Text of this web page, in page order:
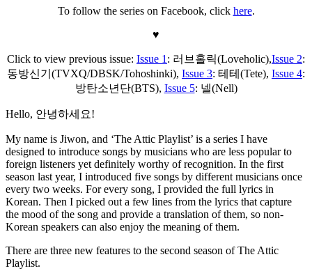
To follow the series on Facebook, click here.
♥
Click to view previous issue: Issue 1: 러브홀릭(Loveholic),Issue 2:
동방신기(TVXQ/DBSK/Tohoshinki), Issue 3: 테테(Tete), Issue 4:
방탄소년단(BTS), Issue 5: 넬(Nell)
Hello, 안녕하세요!
My name is Jiwon, and ‘The Attic Playlist’ is a series I have
designed to introduce songs by musicians who are less popular to
foreign listeners yet definitely worthy of recognition. In the first
season last year, I introduced five songs by different musicians once
every two weeks. For every song, I provided the full lyrics in
Korean. Then I picked out a few lines from the lyrics that capture
the mood of the song and provide a translation of them, so non-
Korean speakers can also enjoy the meaning of them.
There are three new features to the second season of The Attic
Playlist.